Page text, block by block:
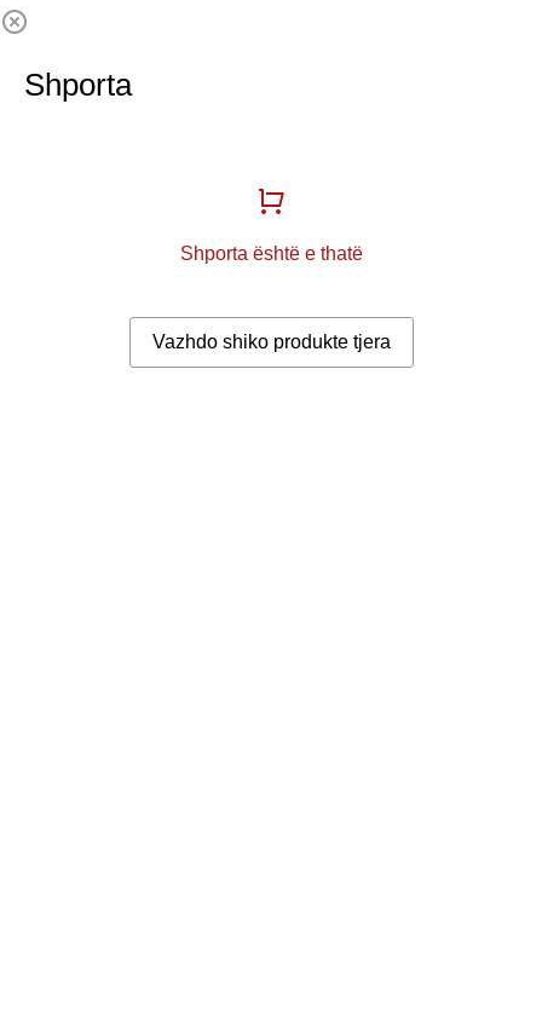
Shporta
Shporta është e thatë
Vazhdo shiko produkte tjera